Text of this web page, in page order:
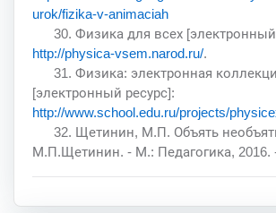
urok/fizika-v-animaciah
30. Физика для всех [электронный
http://physica-vsem.narod.ru/.
31. Физика: электронная
[электронный ресурс]:
http://www.school.edu.ru/projects/
32. Щетинин, М.П. Объять
М.П.Щетинин. - М.: Педагогика, 2016.